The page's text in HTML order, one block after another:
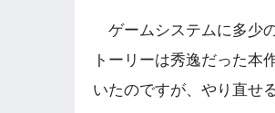
ゲームシステムに多少
トーリーは秀逸だった本
いたのですが、やり直せ